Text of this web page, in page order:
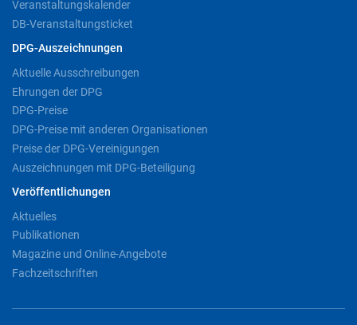
Veranstaltungskalender
DB-Veranstaltungsticket
DPG-Auszeichnungen
Aktuelle Ausschreibungen
Ehrungen der DPG
DPG-Preise
DPG-Preise mit anderen Organisationen
Preise der DPG-Vereinigungen
Auszeichnungen mit DPG-Beteiligung
Veröffentlichungen
Aktuelles
Publikationen
Magazine und Online-Angebote
Fachzeitschriften